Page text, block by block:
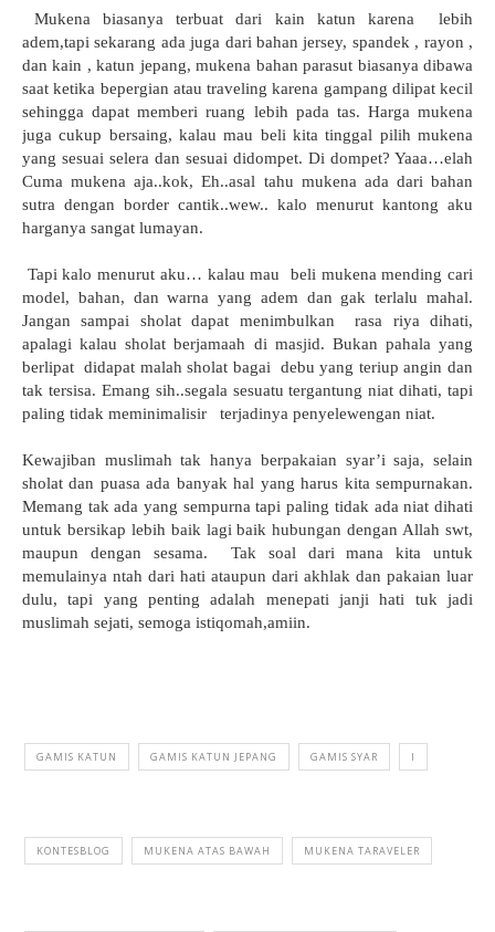
Mukena biasanya terbuat dari kain katun karena
lebih
adem,tapi sekarang ada juga dari bahan jersey, spandek , rayon ,
dan kain , katun jepang, mukena bahan parasut biasanya dibawa
saat ketika bepergian atau traveling karena gampang dilipat kecil
sehingga dapat memberi ruang lebih pada tas. Harga mukena
juga cukup bersaing, kalau mau beli kita tinggal pilih mukena
yang sesuai selera dan sesuai didompet. Di dompet? Yaaa…elah
Cuma mukena aja..kok, Eh..asal tahu mukena ada dari bahan
sutra dengan border cantik..wew.. kalo menurut kantong aku
harganya sangat lumayan.
Tapi kalo menurut aku… kalau mau
beli mukena mending cari
model, bahan, dan warna yang adem dan gak terlalu mahal.
Jangan sampai sholat dapat menimbulkan
rasa riya dihati,
apalagi kalau sholat berjamaah di masjid. Bukan pahala yang
berlipat didapat malah sholat bagai
debu yang teriup angin dan
tak tersisa. Emang sih..segala sesuatu tergantung niat dihati, tapi
paling tidak meminimalisir
terjadinya penyelewengan niat.
Kewajiban muslimah tak hanya berpakaian syar’i saja, selain
sholat dan puasa ada banyak hal yang harus kita sempurnakan.
Memang tak ada yang sempurna tapi paling tidak ada niat dihati
untuk bersikap lebih baik lagi baik hubungan dengan Allah swt,
maupun dengan sesama.
Tak soal dari mana kita untuk
memulainya ntah dari hati ataupun dari akhlak dan pakaian luar
dulu, tapi yang penting adalah menepati janji hati tuk jadi
muslimah sejati, semoga istiqomah,amiin.
GAMIS KATUN GAMIS KATUN JEPANG GAMIS SYAR I
KONTESBLOG MUKENA ATAS BAWAH MUKENA TARAVELER